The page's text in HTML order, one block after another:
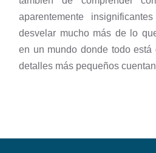
aparentemente
desvelar mucho más de lo
en un mundo donde todo está
detalles más pequeños